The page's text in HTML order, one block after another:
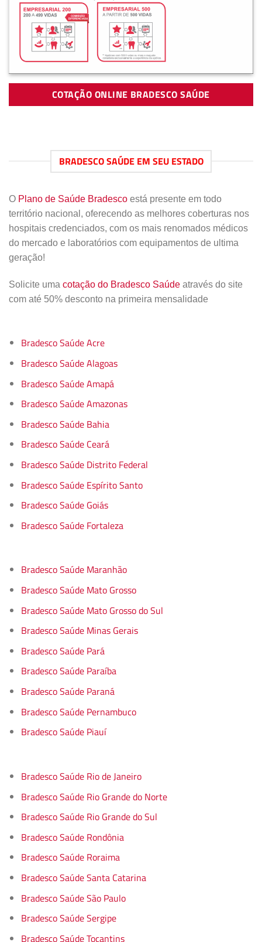
COTAÇÃO ONLINE BRADESCO SAÚDE
BRADESCO SAÚDE EM SEU ESTADO
O Plano de Saúde Bradesco está presente em todo
território nacional, oferecendo as melhores coberturas nos
hospitais credenciados, com os mais renomados médicos
do mercado e laboratórios com equipamentos de ultima
geração!
Solicite uma cotação do Bradesco Saúde através do site
com até 50% desconto na primeira mensalidade
Bradesco Saúde Acre
Bradesco Saúde Alagoas
Bradesco Saúde Amapá
Bradesco Saúde Amazonas
Bradesco Saúde Bahia
Bradesco Saúde Ceará
Bradesco Saúde Distrito Federal
Bradesco Saúde Espírito Santo
Bradesco Saúde Goiás
Bradesco Saúde Fortaleza
Bradesco Saúde Maranhão
Bradesco Saúde Mato Grosso
Bradesco Saúde Mato Grosso do Sul
Bradesco Saúde Minas Gerais
Bradesco Saúde Pará
Bradesco Saúde Paraíba
Bradesco Saúde Paraná
Bradesco Saúde Pernambuco
Bradesco Saúde Piauí
Bradesco Saúde Rio de Janeiro
Bradesco Saúde Rio Grande do Norte
Bradesco Saúde Rio Grande do Sul
Bradesco Saúde Rondônia
Bradesco Saúde Roraima
Bradesco Saúde Santa Catarina
Bradesco Saúde São Paulo
Bradesco Saúde Sergipe
Bradesco Saúde Tocantins